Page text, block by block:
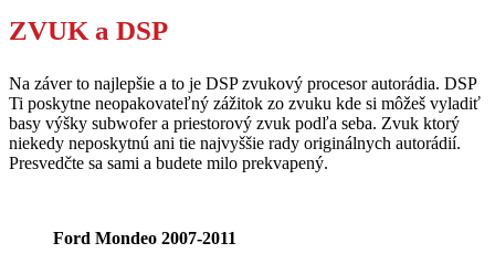
ZVUK a DSP
Na záver to najlepšie a to je DSP zvukový procesor autorádia. DSP
Ti poskytne neopakovateľný zážitok zo zvuku kde si môžeš vyladiť
basy výšky subwofer a priestorový zvuk podľa seba. Zvuk ktorý
niekedy neposkytnú ani tie najvyššie rady originálnych autorádií.
Presvedčte sa sami a budete milo prekvapený.
Ford Mondeo 2007-2011